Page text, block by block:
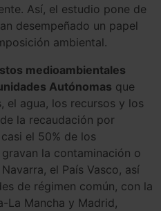
Así, el estudio pone de
desempeñado un papel
ambiental.
medioambientales
Autónomas que
el agua, los recursos y los
la recaudación por
el 50% de los
la contaminación o
el País Vasco, así
de régimen común, con la
La Mancha y Madrid,